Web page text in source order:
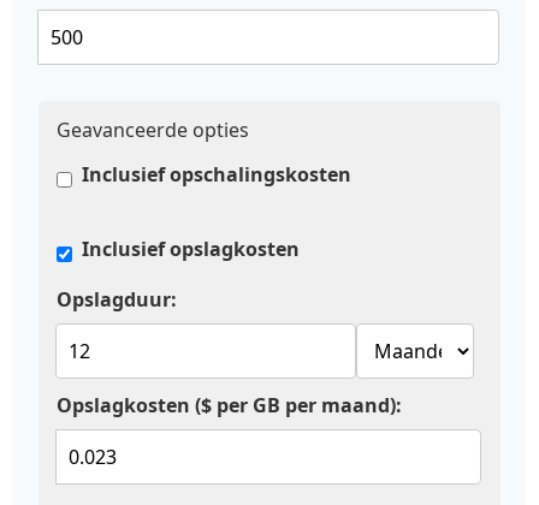
Geavanceerde opties
Inclusief opschalingskosten
Inclusief opslagkosten
Opslagduur:
Opslagkosten ($ per GB per maand):